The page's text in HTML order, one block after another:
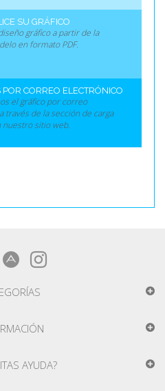
SU GRÁFICO
gráfico a partir de la
en formato PDF.
CORREO ELECTRÓNICO
el gráfico por correo
través de la sección de carga
nuestro sitio web.
AYUDA?